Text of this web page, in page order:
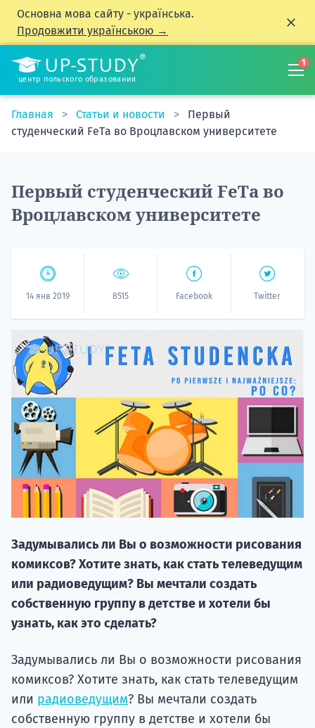
Основна мова сайту - українська.
Продовжити українською →
центр польского образования
1
Главная Статьи и новости
Первый
студенческий FеTа во Вроцлавском университете
Первый студенческий FеTа во
Вроцлавском университете
14 янв 2019 8515 Facebook Twitter
Задумывались ли Вы о возможности рисования
комиксов? Хотите знать, как стать телеведущим
или радиоведущим? Вы мечтали создать
собственную группу в детстве и хотели бы
узнать, как это сделать?
Задумывались ли Вы о возможности рисования
комиксов? Хотите знать, как стать телеведущим
или радиоведущим? Вы мечтали создать
собственную группу в детстве и хотели бы
20.09
НАБОР